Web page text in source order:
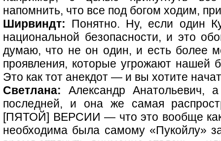
напомнить, что все под богом ходим,
Ширвиндт: Понятно. Ну, если один
национальной безопасности, и это
думаю, что не он один, и есть более
проявления, которые угрожают нашей
Это как тот анекдот — и вы хотите
Светлана: Александр
последней, и она же самая
[ПЯТОЙ] ВЕРСИИ — что это вообще
необходима была самому «Пукойлу»